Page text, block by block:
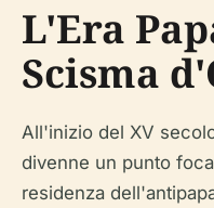
L'Era
Scisma
All'inizio del XV
divenne un punto
residenza